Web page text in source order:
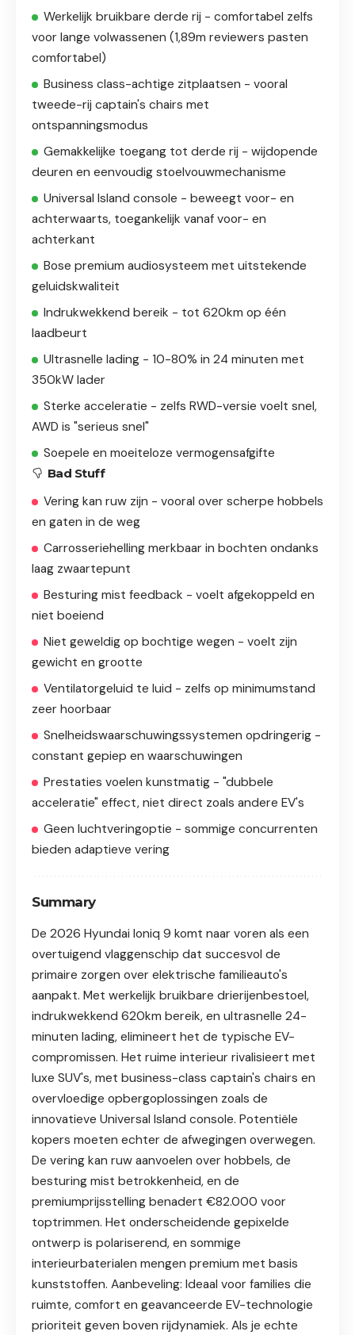
Werkelijk bruikbare derde rij - comfortabel zelfs
voor lange volwassenen (1,89m reviewers pasten
comfortabel)
Business class-achtige zitplaatsen - vooral
tweede-rij captain's chairs met
ontspanningsmodus
Gemakkelijke toegang tot derde rij - wijdopende
deuren en eenvoudig stoelvouwmechanisme
Universal Island console - beweegt voor- en
achterwaarts, toegankelijk vanaf voor- en
achterkant
Bose premium audiosysteem met uitstekende
geluidskwaliteit
Indrukwekkend bereik - tot 620km op één
laadbeurt
Ultrasnelle lading - 10-80% in 24 minuten met
350kW lader
Sterke acceleratie - zelfs RWD-versie voelt snel,
AWD is "serieus snel"
Soepele en moeiteloze vermogensafgifte
Bad Stuff
Vering kan ruw zijn - vooral over scherpe hobbels
en gaten in de weg
Carrosseriehelling merkbaar in bochten ondanks
laag zwaartepunt
Besturing mist feedback - voelt afgekoppeld en
niet boeiend
Niet geweldig op bochtige wegen - voelt zijn
gewicht en grootte
Ventilatorgeluid te luid - zelfs op minimumstand
zeer hoorbaar
Snelheidswaarschu­wingssystemen opdringerig -
constant gepiep en waarschuwingen
Prestaties voelen kunstmatig - "dubbele
acceleratie" effect, niet direct zoals andere EV's
Geen luchtveringoptie - sommige concurrenten
bieden adaptieve vering
Summary
De 2026 Hyundai Ioniq 9 komt naar voren als een
overtuigend vlaggenschip dat succesvol de
primaire zorgen over elektrische familieauto's
aanpakt. Met werkelijk bruikbare drierijenbestoel,
indrukwekkend 620km bereik, en ultrasnelle 24-
minuten lading, elimineert het de typische EV-
compromissen. Het ruime interieur rivalisieert met
luxe SUV's, met business-class captain's chairs en
overvloedige opbergoplossingen zoals de
innovatieve Universal Island console. Potentiële
kopers moeten echter de afwegingen overwegen.
De vering kan ruw aanvoelen over hobbels, de
besturing mist betrokkenheid, en de
premiumprijsstelling benadert €82.000 voor
toptrimmen. Het onderscheidende gepixelde
ontwerp is polariserend, en sommige
interieurbaterialen mengen premium met basis
kunststoffen. Aanbeveling: Ideaal voor families die
ruimte, comfort en geavanceerde EV-technologie
prioriteit geven boven rijdynamiek. Als je echte